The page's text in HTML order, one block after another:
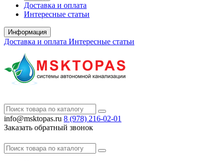
Доставка и оплата
Интересные статьи
Информация
Доставка и оплата Интересные статьи
info@msktopas.ru 8 (978) 216-02-01
Заказать обратный звонок